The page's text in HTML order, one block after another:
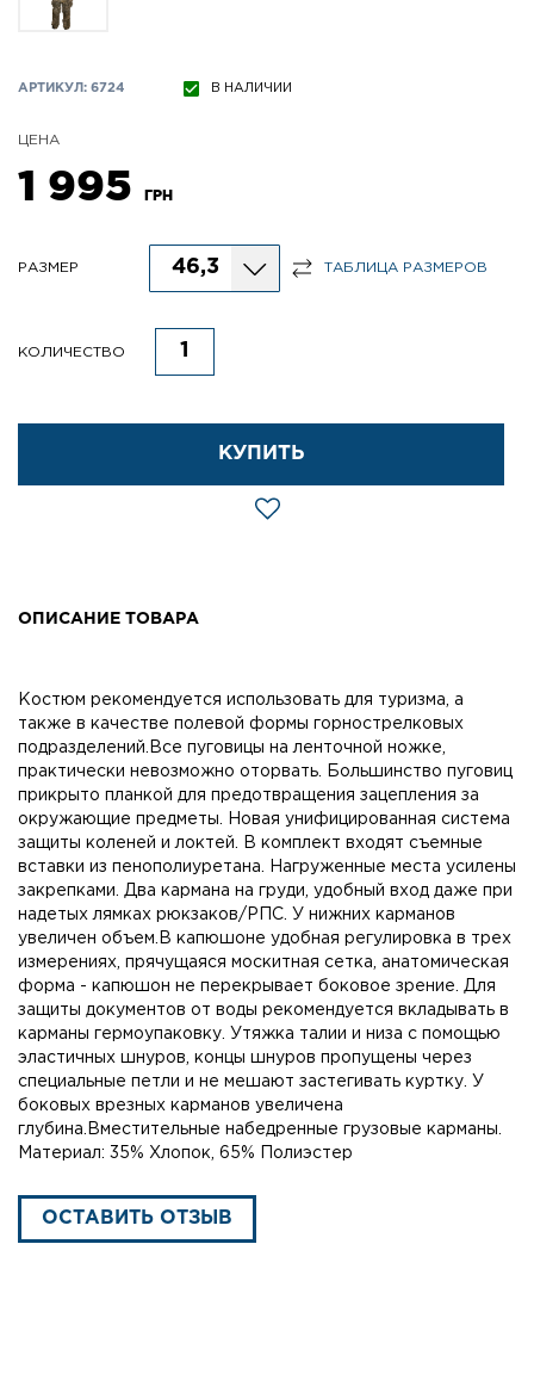
АРТИКУЛ: 6724 В НАЛИЧИИ
ЦЕНА
1 995 ГРН
РАЗМЕР 46,3 ТАБЛИЦА РАЗМЕРОВ
КОЛИЧЕСТВО
КУПИТЬ
ОПИСАНИЕ ТОВАРА
Костюм рекомендуется использовать для туризма, а
также в качестве полевой формы горнострелковых
подразделений.Все пуговицы на ленточной ножке,
практически невозможно оторвать. Большинство пуговиц
прикрыто планкой для предотвращения зацепления за
окружающие предметы. Новая унифицированная система
защиты коленей и локтей. В комплект входят съемные
вставки из пенополиуретана. Нагруженные места усилены
закрепками. Два кармана на груди, удобный вход даже при
надетых лямках рюкзаков/РПС. У нижних карманов
увеличен объем.В капюшоне удобная регулировка в трех
измерениях, прячущаяся москитная сетка, анатомическая
форма - капюшон не перекрывает боковое зрение. Для
защиты документов от воды рекомендуется вкладывать в
карманы гермоупаковку. Утяжка талии и низа с помощью
эластичных шнуров, концы шнуров пропущены через
специальные петли и не мешают застегивать куртку. У
боковых врезных карманов увеличена
глубина.Вместительные набедренные грузовые карманы.
Материал: 35% Хлопок, 65% Полиэстер
ОСТАВИТЬ ОТЗЫВ